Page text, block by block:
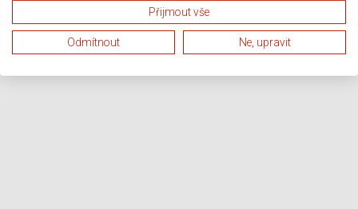
Přijmout vše
Odmítnout Ne, upravit